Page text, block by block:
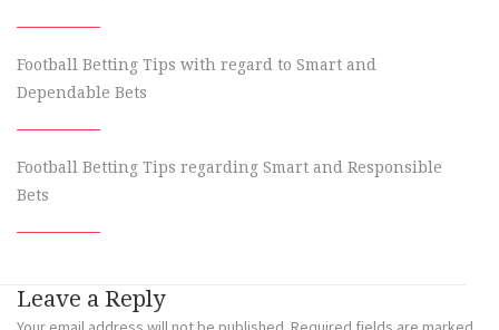
Football Betting Tips with regard to Smart and
Dependable Bets
Football Betting Tips regarding Smart and Responsible
Bets
Leave a Reply